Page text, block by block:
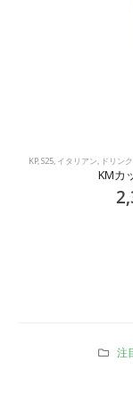
KP,S25, イタリアン, ドリン
KMカ
注